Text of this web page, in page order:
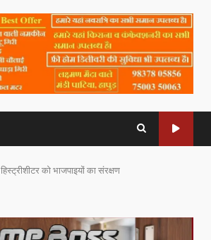
हिस्ट्रीशीटर को भाजपाइयों का संरक्षण